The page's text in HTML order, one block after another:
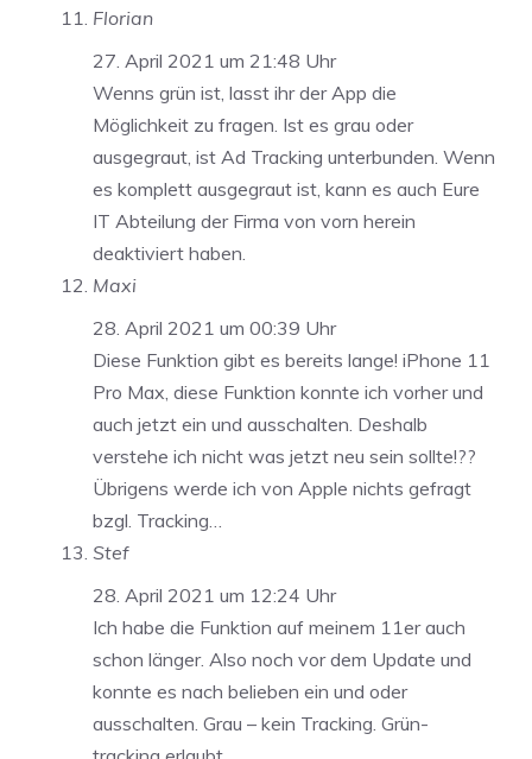
Florian
27. April 2021 um 21:48 Uhr
Wenns grün ist, lasst ihr der App die
Möglichkeit zu fragen. Ist es grau oder
ausgegraut, ist Ad Tracking unterbunden. Wenn
es komplett ausgegraut ist, kann es auch Eure
IT Abteilung der Firma von vorn herein
deaktiviert haben.
Maxi
28. April 2021 um 00:39 Uhr
Diese Funktion gibt es bereits lange! iPhone 11
Pro Max, diese Funktion konnte ich vorher und
auch jetzt ein und ausschalten. Deshalb
verstehe ich nicht was jetzt neu sein sollte!??
Übrigens werde ich von Apple nichts gefragt
bzgl. Tracking…
Stef
28. April 2021 um 12:24 Uhr
Ich habe die Funktion auf meinem 11er auch
schon länger. Also noch vor dem Update und
konnte es nach belieben ein und oder
ausschalten. Grau – kein Tracking. Grün-